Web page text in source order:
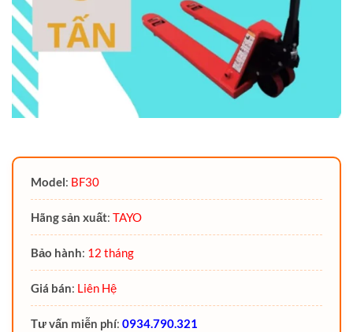
Model: BF30
Hãng sản xuất: TAYO
Bảo hành: 12 tháng
Giá bán: Liên Hệ
Tư vấn miễn phí: 0934.790.321